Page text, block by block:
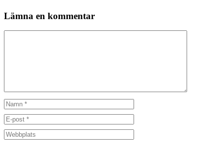
Lämna en kommentar
Namn
E-
post
Webbplats